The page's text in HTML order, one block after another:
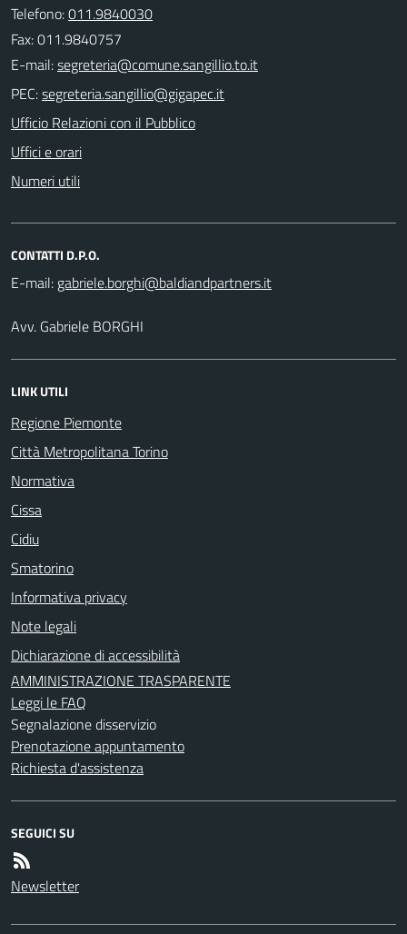
Telefono:011.9840030
Fax: 011.9840757
E-mail:
PEC:
Ufficio Relazioni con il Pubblico
Uffici e orari
Numeri utili
CONTATTI D.P.O.
E-mail:
Avv. Gabriele BORGHI
LINK UTILI
Regione Piemonte
Città Metropolitana Torino
Normativa
Cissa
Cidiu
Smatorino
Informativa privacy
Note legali
Dichiarazione di accessibilità
AMMINISTRAZIONE TRASPARENTE
Leggi le FAQ
Segnalazione disservizio
Prenotazione appuntamento
Richiesta d'assistenza
SEGUICI SU
Newsletter